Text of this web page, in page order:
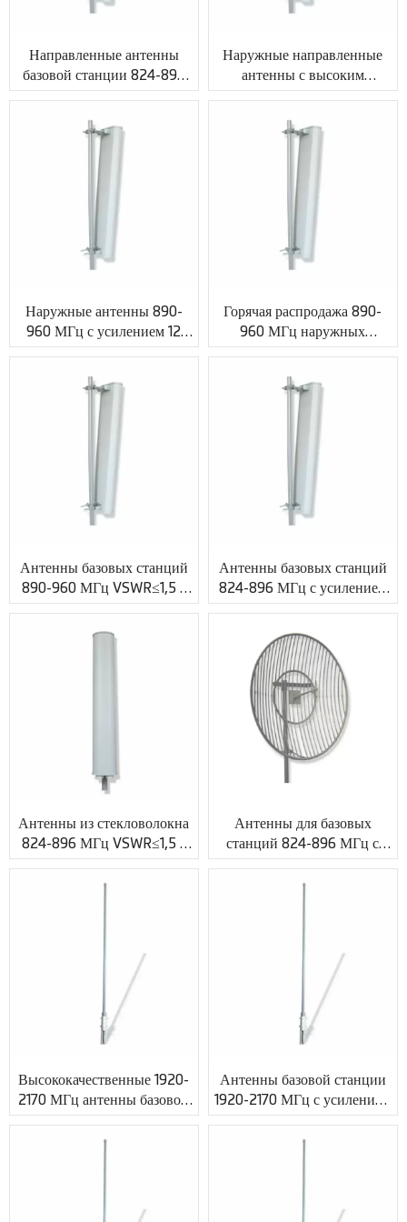
Направленные антенны
базовой станции 824-896
МГц с коэффициентом
коаксиальным кабелем
XMR-PV005
Наружные направленные
антенны с высоким
коэффициентом усиления
Jack XMR-PV006
Наружные антенны 890-
960 МГц с усилением 12
дБи и разъемом N XMR-
Горячая распродажа 890-
960 МГц наружных
направленных антенн Gain
подгонянным RF разъемом
XMR-PV008
Антенны базовых станций
890-960 МГц VSWR≤1,5 с
индивидуальным
коаксиальным разъемом
Антенны базовых станций
824-896 МГц с усилением
18 дБи и индивидуальным
XMR-PV010
Антенны из стекловолокна
824-896 МГц VSWR≤1,5 с
разъемом N Jack XMR-
PV011
Антенны для базовых
станций 824-896 МГц с
усилением 20 дБи и
разъемом N XMR-PV012
Высококачественные 1920-
2170 МГц антенны базовой
станции VSWR≤1.5 с
подгонянным RF разъемом
Антенны базовой станции
1920-2170 МГц с усилением
10 дБи и индивидуальным
коаксиальным разъемом